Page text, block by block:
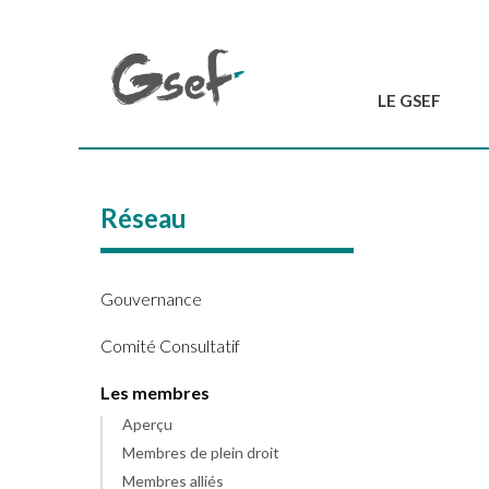
LE GSEF
Réseau
Gouvernance
Comité Consultatif
Les membres
Aperçu
Membres de plein droit
Membres alliés